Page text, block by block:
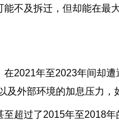
不及拆迁，但却能在最
2021年至2023年间却
外部环境的加息压力，
超过了2015年至2018